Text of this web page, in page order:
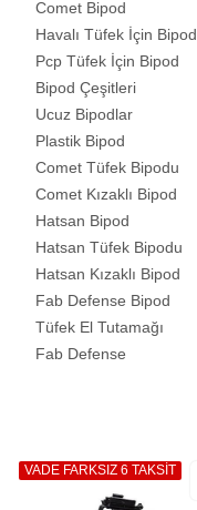
Comet Bipod
Havalı Tüfek İçin Bipod
Pcp Tüfek İçin Bipod
Bipod Çeşitleri
Ucuz Bipodlar
Plastik Bipod
Comet Tüfek Bipodu
Comet Kızaklı Bipod
Hatsan Bipod
Hatsan Tüfek Bipodu
Hatsan Kızaklı Bipod
Fab Defense Bipod
Tüfek El Tutamağı
Fab Defense
VADE FARKSIZ 6 TAKSİT